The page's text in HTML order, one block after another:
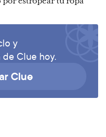
y
Clue hoy.
Clue